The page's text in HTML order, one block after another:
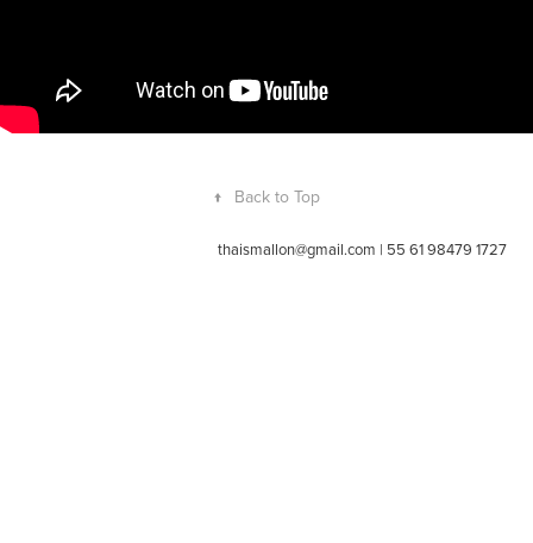
↑ Back to Top
thaismallon@gmail.com | 55 61 98479 1727